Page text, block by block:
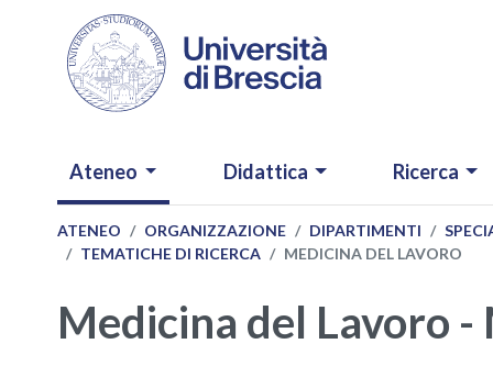
Salta al contenuto principale
NAVIGAZIONE PRINCIPALE
Ateneo Didattica Ricerca
ATENEO ORGANIZZAZIONE DIPARTIMENTI
TEMATICHE DI RICERCA
MEDICINA DEL LAVORO
Medicina del Lavoro -